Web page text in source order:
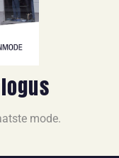
mode.